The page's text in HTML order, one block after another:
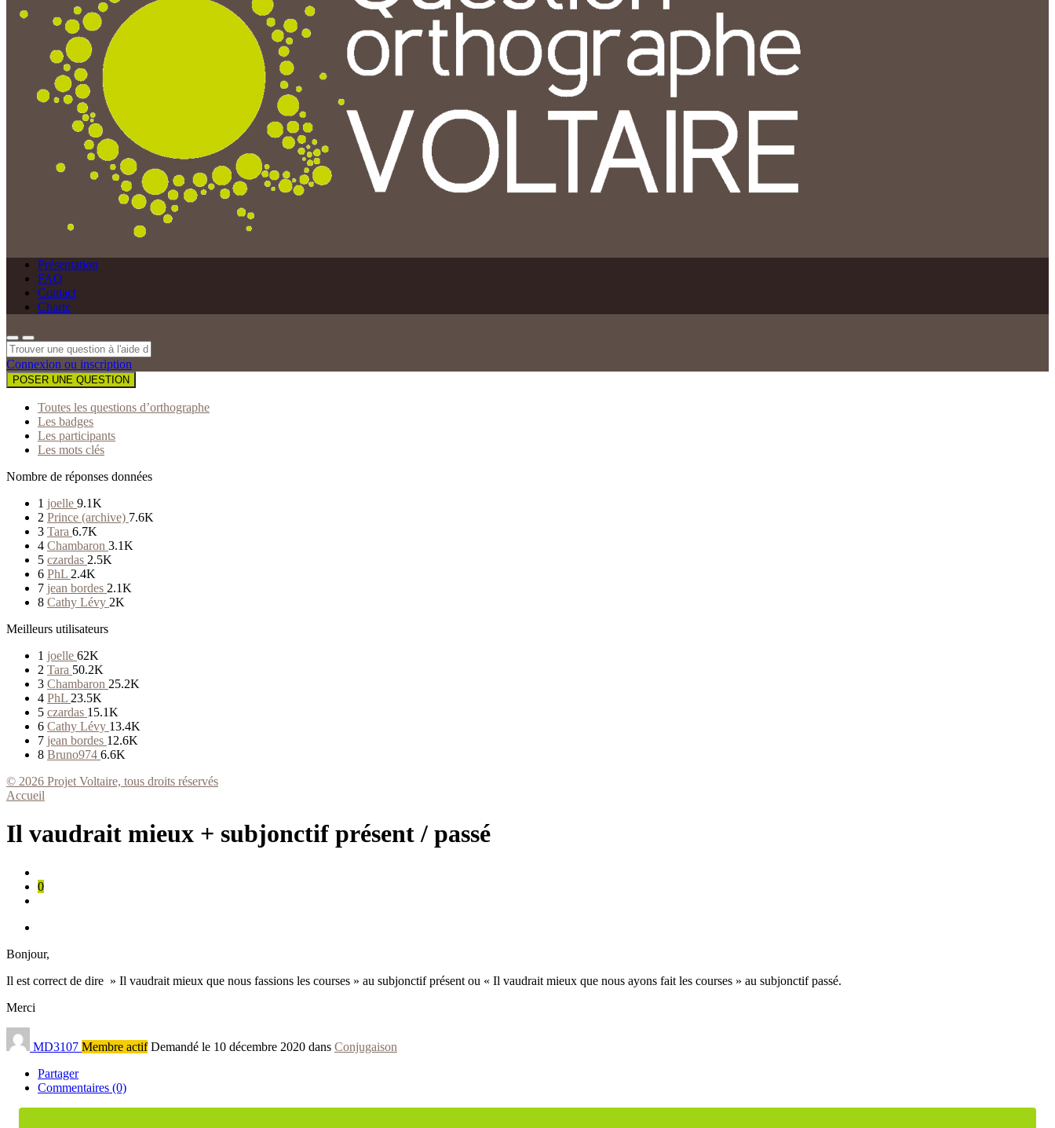
Présentation
FAQ
Contact
Charte
Connexion ou inscription
POSER UNE QUESTION
Toutes les questions d’orthographe
Les badges
Les participants
Les mots clés
Nombre de réponses données
1 joelle 9.1K
2 Prince (archive) 7.6K
3 Tara 6.7K
4 Chambaron 3.1K
5 czardas 2.5K
6 PhL 2.4K
7 jean bordes 2.1K
8 Cathy Lévy 2K
Meilleurs utilisateurs
1 joelle 62K
2 Tara 50.2K
3 Chambaron 25.2K
4 PhL 23.5K
5 czardas 15.1K
6 Cathy Lévy 13.4K
7 jean bordes 12.6K
8 Bruno974 6.6K
© 2026 Projet Voltaire, tous droits réservés
Accueil
Il vaudrait mieux + subjonctif présent / passé
0
Bonjour,
Il est correct de dire » Il vaudrait mieux que nous fassions les courses » au subjonctif présent ou « Il vaudrait mieux que nous ayons fait les courses » au subjonctif passé.
Merci
MD3107 Membre actif Demandé le 10 décembre 2020 dans Conjugaison
Partager
Commentaires (0)